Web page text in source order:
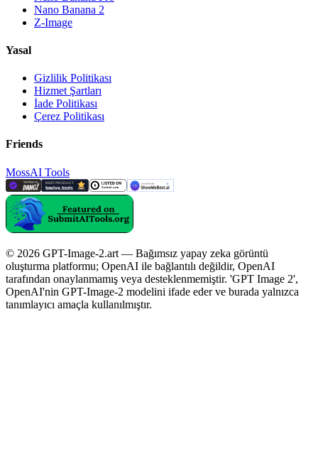
Nano Banana 2
Z-Image
Yasal
Gizlilik Politikası
Hizmet Şartları
İade Politikası
Çerez Politikası
Friends
MossAI Tools
© 2026 GPT-Image-2.art — Bağımsız yapay zeka görüntü
oluşturma platformu; OpenAI ile bağlantılı değildir, OpenAI
tarafından onaylanmamış veya desteklenmemiştir. 'GPT Image 2',
OpenAI'nin GPT-Image-2 modelini ifade eder ve burada yalnızca
tanımlayıcı amaçla kullanılmıştır.